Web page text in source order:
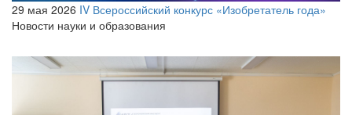
29 мая 2026 IV Всероссийский конкурс «Изобретатель года»
Новости науки и образования